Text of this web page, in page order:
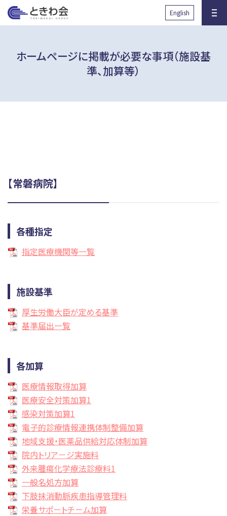
と
きわ会
English
ホームページに掲載が必要な事項（施設基
準、加算等）
【常磐病院】
各種指定
指定医療機関等一覧
施設基準
厚生労働大臣が定める基準
基準届出一覧
各加算
医療情報取得加算
医療安全対策加算1
感染対策加算1
電子的診療情報連携体制整備加算
地域支援・医薬品供給対応体制加算
院内トリア－ジ実施料
外来腫瘍化学療法診療料1
一般名処方加算
下肢抹消動脈疾患指導管理料
栄養サポ－トチ－ム加算